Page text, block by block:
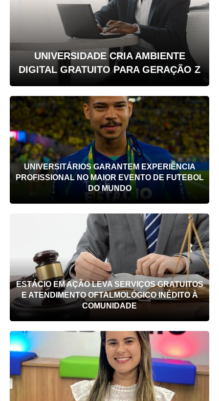
UNIVERSIDADE CRIA AMBIENTE
DIGITAL GRATUITO PARA GERAÇÃO Z
UNIVERSITÁRIOS GARANTEM EXPERIÊNCIA
PROFISSIONAL NO MAIOR EVENTO DE FUTEBOL
DO MUNDO
ESTÁCIO EM AÇÃO LEVA SERVIÇOS GRATUITOS
E ATENDIMENTO OFTALMOLÓGICO INÉDITO À
COMUNIDADE